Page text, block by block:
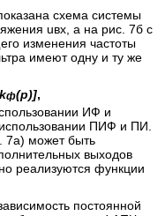
схема системы
uвх, а на рис. 7б с
изменения частоты
имеют одну и ту же
ф(р)],
ИФ и
ПИФ и ПИ.
7а) может быть
выходов
реализуются функции
постоянной